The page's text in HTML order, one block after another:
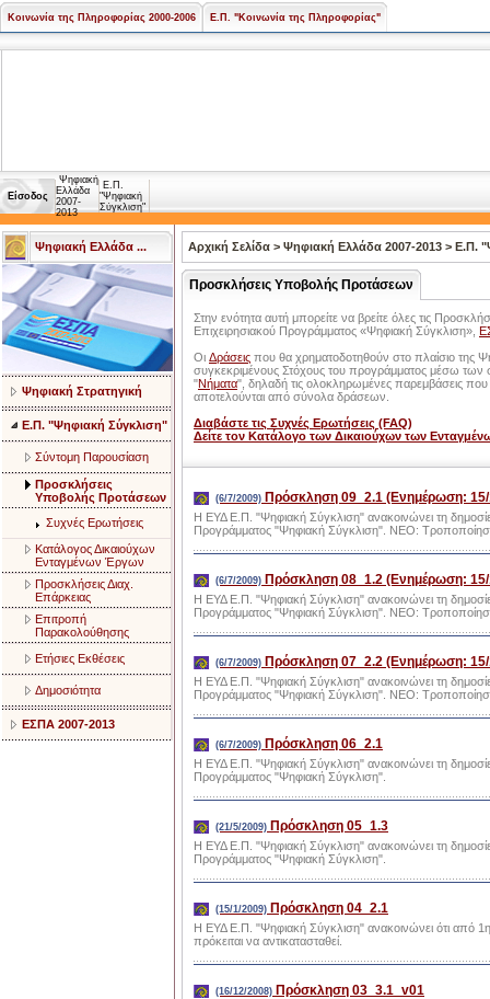
Κοινωνία της Πληροφορίας 2000-2006 Ε.Π. "Κοινωνία της Πληροφορίας"
Είσοδος
Ψηφιακή
Ελλάδα
2007-
2013
Ε.Π.
"Ψηφιακή
Σύγκλιση"
Ψηφιακή Ελλάδα ...
Ψηφιακή Στρατηγική
Ε.Π. "Ψηφιακή Σύγκλιση"
Σύντομη Παρουσίαση
Προσκλήσεις
Υποβολής Προτάσεων
Συχνές Ερωτήσεις
Κατάλογος Δικαιούχων
Ενταγμένων Έργων
Προσκλήσεις Διαχ.
Επάρκειας
Επιτροπή
Παρακολούθησης
Ετήσιες Εκθέσεις
Δημοσιότητα
ΕΣΠΑ 2007-2013
Αρχική Σελίδα > Ψηφιακή Ελλάδα 2007-2013 > Ε.Π.
Προσκλήσεις Υποβολής Προτάσεων
Στην ενότητα αυτή μπορείτε να βρείτε όλες τις
Επιχειρησιακού Προγράμματος «Ψηφιακή Σύγκλιση»,
Οι Δράσεις που θα χρηματοδοτηθούν στο πλαίσιο της
συγκεκριμένους Στόχους του προγράμματος μέσω
"Νήματα", δηλαδή τις ολοκληρωμένες παρεμβάσεις που
αποτελούνται από σύνολα δράσεων.
Διαβάστε τις Συχνές Ερωτήσεις (FAQ)
Δείτε τον Κατάλογο των Δικαιούχων των
(6/7/2009) Πρόσκληση 09_2.1 (Ενημέρωση:
Η ΕΥΔ Ε.Π. "Ψηφιακή Σύγκλιση" ανακοινώνει τη
Προγράμματος "Ψηφιακή Σύγκλιση". ΝΕΟ:
(6/7/2009) Πρόσκληση 08_1.2 (Ενημέρωση:
Η ΕΥΔ Ε.Π. "Ψηφιακή Σύγκλιση" ανακοινώνει τη
Προγράμματος "Ψηφιακή Σύγκλιση". ΝΕΟ:
(6/7/2009) Πρόσκληση 07_2.2 (Ενημέρωση:
Η ΕΥΔ Ε.Π. "Ψηφιακή Σύγκλιση" ανακοινώνει τη
Προγράμματος "Ψηφιακή Σύγκλιση". ΝΕΟ:
(6/7/2009) Πρόσκληση 06_2.1
Η ΕΥΔ Ε.Π. "Ψηφιακή Σύγκλιση" ανακοινώνει τη
Προγράμματος "Ψηφιακή Σύγκλιση".
(21/5/2009) Πρόσκληση 05_1.3
Η ΕΥΔ Ε.Π. "Ψηφιακή Σύγκλιση" ανακοινώνει τη
Προγράμματος "Ψηφιακή Σύγκλιση".
(15/1/2009) Πρόσκληση 04_2.1
Η ΕΥΔ Ε.Π. "Ψηφιακή Σύγκλιση" ανακοινώνει ότι από
πρόκειται να αντικατασταθεί.
(16/12/2008) Πρόσκληση 03_3.1_v01